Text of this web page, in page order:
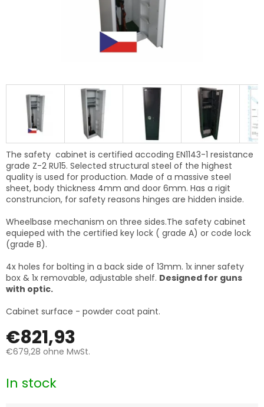
€821,93
€679,28 ohne MwSt.
In stock
The safety cabinet is certified accoding EN1143-1 resistance
grade Z-2 RU15. Selected structural steel of the highest
quality is used for production. Made of a massive steel
sheet, body thickness 4mm and door 6mm. Has a rigit
construncion, for safety reasons hinges are hidden inside.
Wheelbase mechanism on three sides.The safety cabinet
equieped with the certified key lock ( grade A) or code lock
(grade B).
4x holes for bolting in a back side of 13mm. 1x inner safety
box & 1x removable, adjustable shelf. Designed for guns
with optic.
Cabinet surface - powder coat paint.